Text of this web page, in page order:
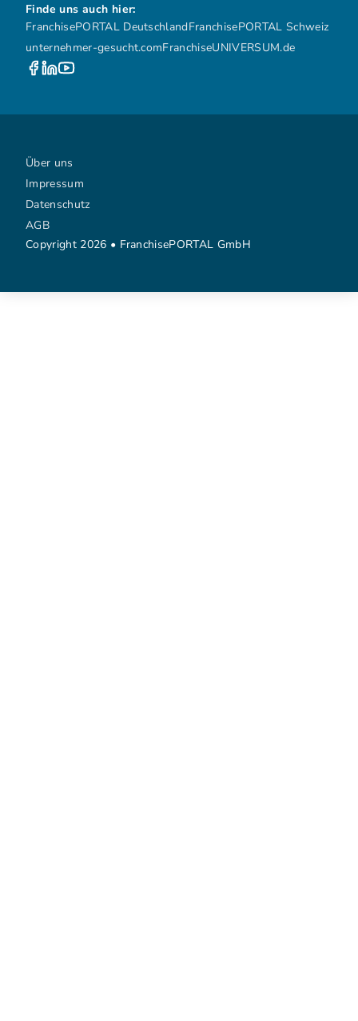
Finde uns auch hier:
FranchisePORTAL DeutschlandFranchisePORTAL Schweiz
unternehmer-gesucht.comFranchiseUNIVERSUM.de
Copyright 2026 • FranchisePORTAL GmbH
Über uns
Impressum
Datenschutz
AGB